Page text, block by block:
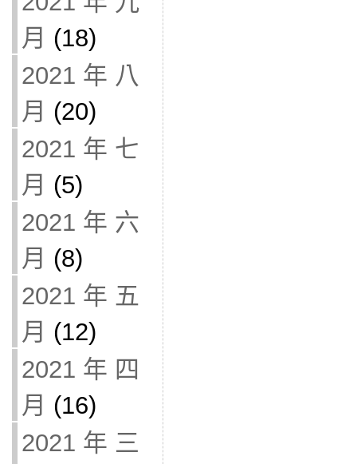
月 (18)
2021 年 八
月 (20)
2021 年 七
月 (5)
2021 年 六
月 (8)
2021 年 五
月 (12)
2021 年 四
月 (16)
2021 年 三